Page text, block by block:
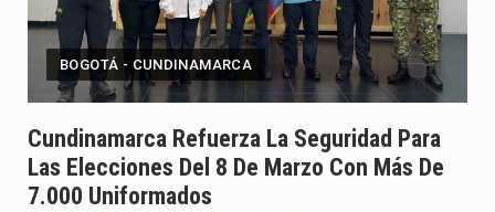
Con una salva de 21 cañonazos se cumplieron los honores…
El presidente electo Abelardo de la Espriella aseguró que durante…
Con el inicio del gobierno de Abelardo de la Espriella,…
Abelardo de la Espriella comenzó su Gobierno con uno de…
BOGOTÁ - CUNDINAMARCA
Cundinamarca Refuerza La Seguridad Para
Las Elecciones Del 8 De Marzo Con Más De
7.000 Uniformados